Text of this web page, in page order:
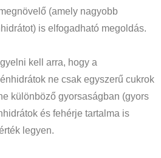
(amely nagyobb
is elfogadható megoldás.
kell arra, hogy a
ne csak egyszerű cukrok
különböző gyorsaságban (gyors
és fehérje tartalma is
legyen.